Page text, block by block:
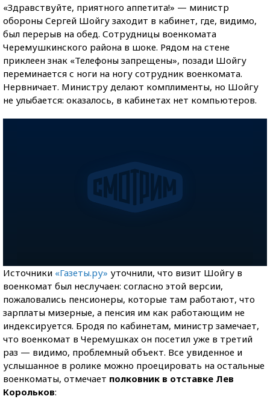
«Здравствуйте, приятного аппетита!» — министр
обороны Сергей Шойгу заходит в кабинет, где, видимо,
был перерыв на обед. Сотрудницы военкомата
Черемушкинского района в шоке. Рядом на стене
приклеен знак «Телефоны запрещены», позади Шойгу
переминается с ноги на ногу сотрудник военкомата.
Нервничает. Министру делают комплименты, но Шойгу
не улыбается: оказалось, в кабинетах нет компьютеров.
Источники «Газеты.ру» уточнили, что визит Шойгу в
военкомат был неслучаен: согласно этой версии,
пожаловались пенсионеры, которые там работают, что
зарплаты мизерные, а пенсия им как работающим не
индексируется. Бродя по кабинетам, министр замечает,
что военкомат в Черемушках он посетил уже в третий
раз — видимо, проблемный объект. Все увиденное и
услышанное в ролике можно проецировать на остальные
военкоматы, отмечает полковник в отставке Лев
Корольков: